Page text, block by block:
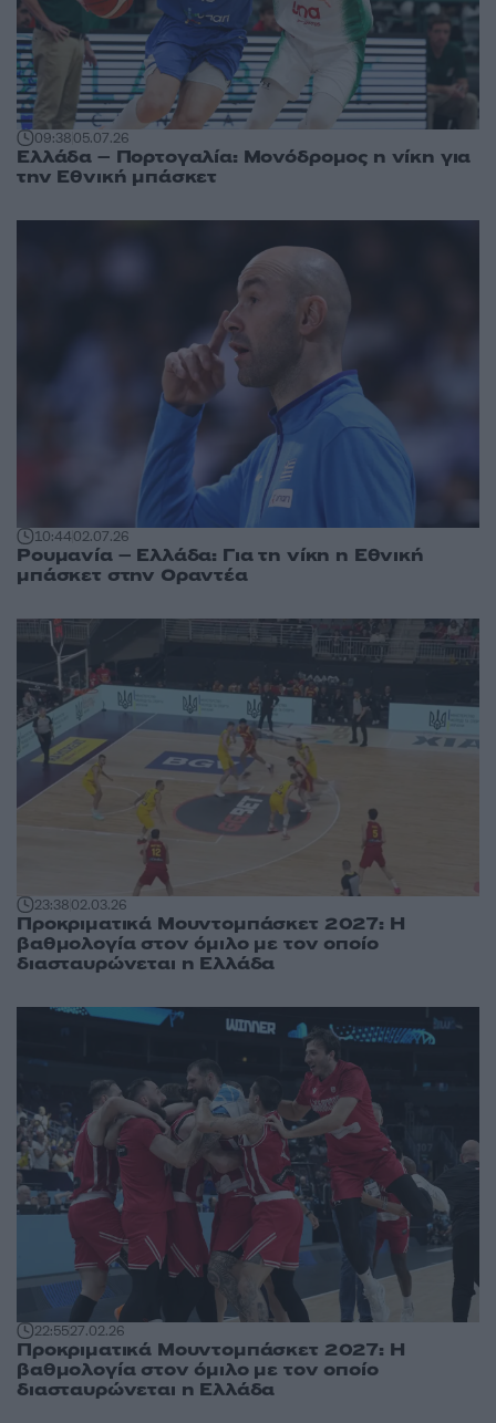
09:3805.07.26
Ελλάδα – Πορτογαλία: Μονόδρομος η νίκη για
την Εθνική μπάσκετ
10:4402.07.26
Ρουμανία – Ελλάδα: Για τη νίκη η Εθνική
μπάσκετ στην Οραντέα
23:3802.03.26
Προκριματικά Μουντομπάσκετ 2027: Η
βαθμολογία στον όμιλο με τον οποίο
διασταυρώνεται η Ελλάδα
22:5527.02.26
Προκριματικά Μουντομπάσκετ 2027: Η
βαθμολογία στον όμιλο με τον οποίο
διασταυρώνεται η Ελλάδα